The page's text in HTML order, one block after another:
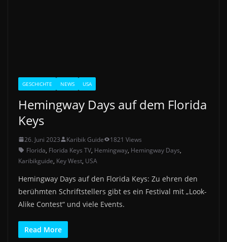
GESCHICHTE NEWS USA
Hemingway Days auf dem Florida
Keys
26. Juni 2023 Karibik Guide
1821 Views
Florida, Florida Keys TV, Hemingway, Hemingway Days,
Karibikguide, Key West, USA
Hemingway Days auf den Florida Keys: Zu ehren den
berühmten Schriftstellers gibt es ein Festival mit „Look-
Alike Contest“ und viele Events.
Read More